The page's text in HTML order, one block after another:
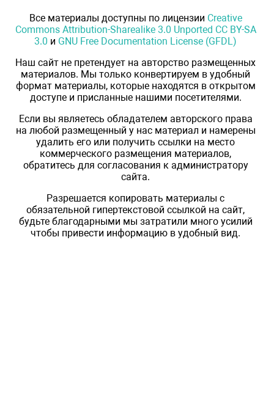
Все материалы доступны по лицензии Creative
Commons Attribution-Sharealike 3.0 Unported CC BY-SA
3.0 и GNU Free Documentation License (GFDL)
Наш сайт не претендует на авторство размещенных
материалов. Мы только конвертируем в удобный
формат материалы, которые находятся в открытом
доступе и присланные нашими посетителями.
Если вы являетесь обладателем авторского права
на любой размещенный у нас материал и намерены
удалить его или получить ссылки на место
коммерческого размещения материалов,
обратитесь для согласования к администратору
сайта.
Разрешается копировать материалы с
обязательной гипертекстовой ссылкой на сайт,
будьте благодарными мы затратили много усилий
чтобы привести информацию в удобный вид.